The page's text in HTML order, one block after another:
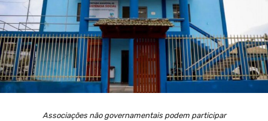
Associações não governamentais podem participar